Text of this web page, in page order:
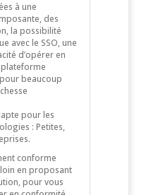
à une
des
la possibilité
avec le SSO, une
d’opérer en
beaucoup
pour les
: Petites,
conforme
en proposant
pour vous